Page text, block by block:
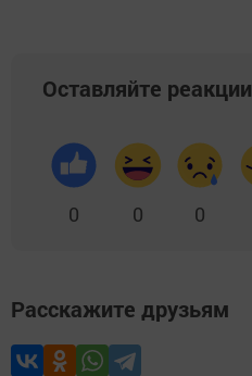
Оставляйте реакции
0 0 0
Расскажите друзьям